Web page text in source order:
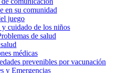
en su comunidad
juego
y cuidado de los niños
de salud
médicas
prevenibles por vacunación
y Emergencias